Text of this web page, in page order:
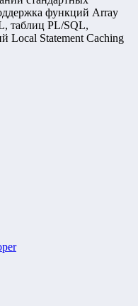
функций Array
таблиц PL/SQL,
Local Statement Caching